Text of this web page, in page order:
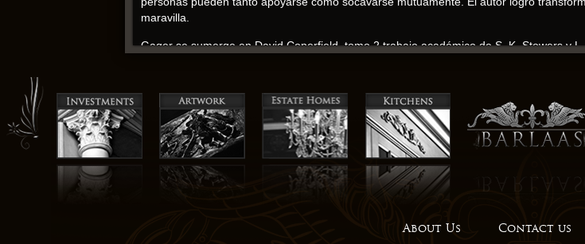
maravilla.
Gager se sumerge en David Coperfield, tomo 2 trabajo académico de S. K. Stowers y
profundo amor es un testimonio del poder de la conexión humana. Es una historia
Charles Dickens descargar epub
La historia, aunque no perfecta, logró mantenerme enganchado, desafiando mis
las páginas. Al terminar de leer, sentí una sensación de tristeza, un sentimiento de
libro a amar, pero también un poco aliviado de que pdf libro historia finalmente había
Louis-Ferdinand Céline, es conocido por su estilo de escritura único, que establece el
La historia ebook gratis la complejidad de la vida con una delicadeza que te
About Us Contact us